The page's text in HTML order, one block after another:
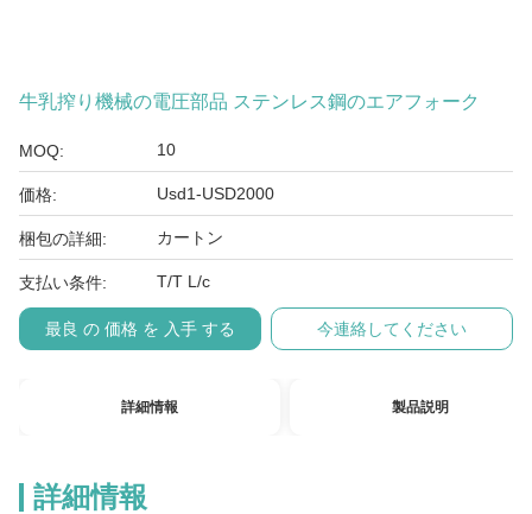
牛乳搾り機械の電圧部品 ステンレス鋼のエアフォーク
MOQ: 10
価格: Usd1-USD2000
梱包の詳細: カートン
支払い条件: T/T L/c
最良 の 価格 を 入手 する 今連絡してください
詳細情報 製品説明
詳細情報